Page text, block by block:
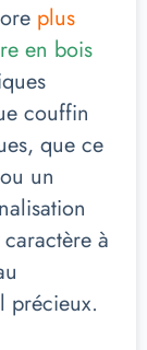
plus
en bois
couffin
que ce
un
à
précieux.